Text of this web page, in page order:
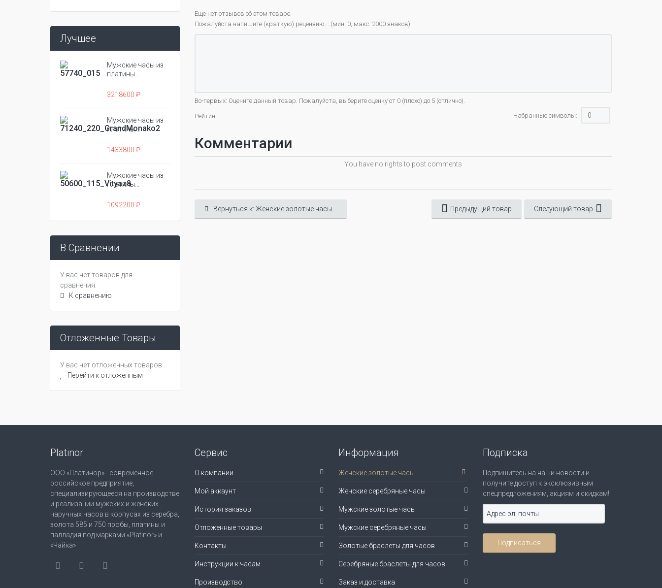
Лучшее
Мужские часы из
платины...
3218600 ₽
Мужские часы из
платины...
1433800 ₽
Мужские часы из
платины...
1092200 ₽
В Сравнении
У вас нет товаров для
сравнения.
К сравнению
Отложенные Товары
У вас нет отложенных товаров.
Перейти к отложенным
Еще нет отзывов об этом товаре.
Пожалуйста напишите (краткую) рецензию....(мин. 0, макс. 2000 знаков)
Во-первых: Оцените данный товар. Пожалуйста, выберите оценку от 0 (плохо) до 5 (отлично).
Рейтинг: Набранные символы:
Комментарии
You have no rights to post comments
Вернуться к: Женские золотые часы Предыдущий товар Следующий товар
Platinor
ООО «Платинор» - современное
российское предприятие,
специализирующееся на производстве
и реализации мужских и женских
наручных часов в корпусах из серебра,
золота 585 и 750 пробы, платины и
палладия под марками «Platinor» и
«Чайка»
Сервис
О компании
Мой аккаунт
История заказов
Отложенные товары
Контакты
Инструкции к часам
Производство
Информация
Женские золотые часы
Женские серебряные часы
Мужские золотые часы
Мужские серебряные часы
Золотые браслеты для часов
Серебряные браслеты для часов
Заказ и доставка
Подписка
Подпишитесь на наши новости и
получите доступ к эксклюзивным
спецпредложениям, акциям и скидкам!